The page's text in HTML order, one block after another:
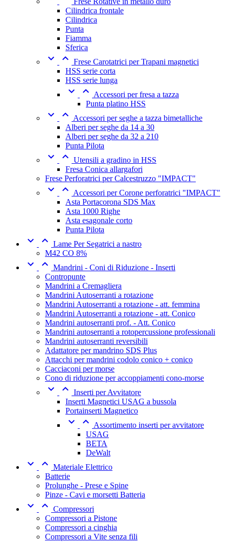
Cilindrica frontale
Cilindrica
Punta
Fiamma
Sferica
  Frese Carotatrici per Trapani magnetici
HSS serie corta
HSS serie lunga
  Accessori per fresa a tazza
Punta platino HSS
  Accessori per seghe a tazza bimetalliche
Alberi per seghe da 14 a 30
Alberi per seghe da 32 a 210
Punta Pilota
  Utensili a gradino in HSS
Fresa Conica allargafori
Frese Perforatrici per Calcestruzzo "IMPACT"
  Accessori per Corone perforatrici "IMPACT"
Asta Portacorona SDS Max
Asta 1000 Righe
Asta esagonale corto
Punta Pilota
  Lame Per Segatrici a nastro
M42 CO 8%
  Mandrini - Coni di Riduzione - Inserti
Contropunte
Mandrini a Cremagliera
Mandrini Autoserranti a rotazione
Mandrini Autoserranti a rotazione - att. femmina
Mandrini Autoserranti a rotazione - att. Conico
Mandrini autoserranti prof. - Att. Conico
Mandrini autoserranti a rotopercussione professionali
Mandrini autoserranti reversibili
Adattatore per mandrino SDS Plus
Attacchi per mandrini codolo conico + conico
Cacciaconi per morse
Cono di riduzione per accoppiamenti cono-morse
  Inserti per Avvitatore
Inserti Magnetici USAG a bussola
Portainserti Magnetico
  Assortimento inserti per avvitatore
USAG
BETA
DeWalt
  Materiale Elettrico
Batterie
Prolunghe - Prese e Spine
Pinze - Cavi e morsetti Batteria
  Compressori
Compressori a Pistone
Compressori a cinghia
Compressori a Vite senza fili